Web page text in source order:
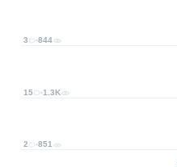
3 844
15 1.3K
2 851